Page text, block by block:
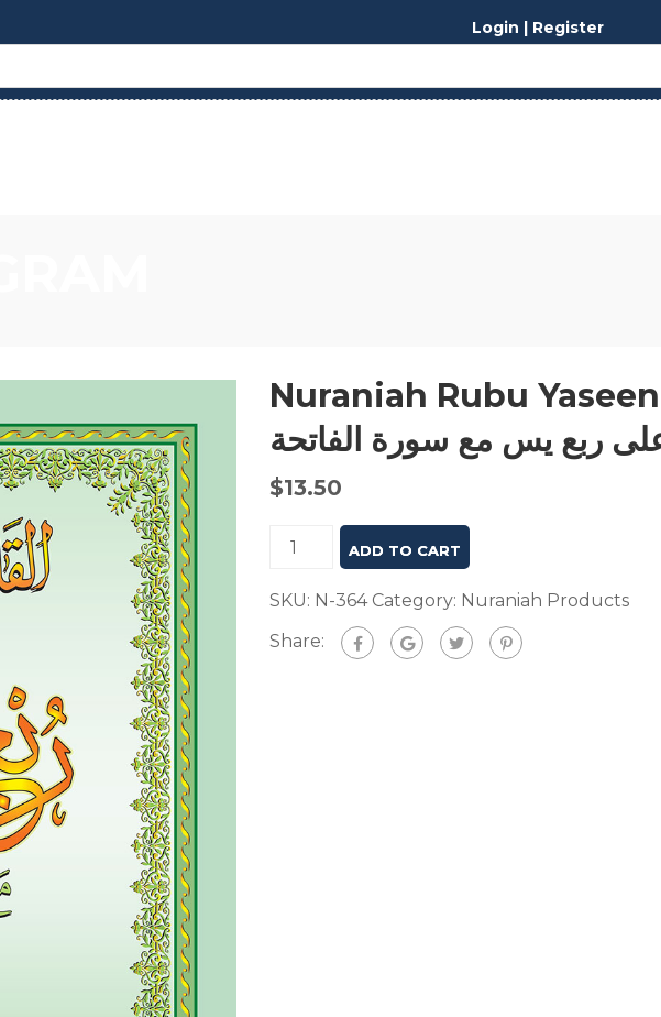
Login | Register
Nuraniah Rubu Yaseen القاعدة النورانية
على ربع يس مع سورة الفاتحة
$13.50
ADD TO CART
SKU: N-364 Category: Nuraniah Products
Share: